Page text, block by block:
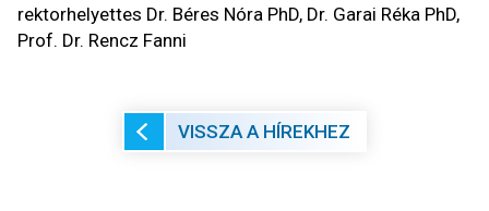
rektorhelyettes Dr. Béres Nóra PhD, Dr. Garai Réka PhD,
Prof. Dr. Rencz Fanni
VISSZA A HÍREKHEZ